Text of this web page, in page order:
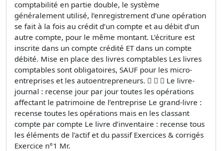
comptabilité en partie double, le système
généralement utilisé, l’enregistrement d’une opération
se fait à la fois au crédit d’un compte et au débit d’un
autre compte, pour le même montant. L’écriture est
inscrite dans un compte crédité ET dans un compte
débité. Mise en place des livres comptables Les livres
comptables sont obligatoires, SAUF pour les micro-
entreprises et les autoentrepreneurs.    Le livre-
journal : recense jour par jour toutes les opérations
affectant le patrimoine de l’entreprise Le grand-livre :
recense toutes les opérations mais en les classant
compte par compte Le livre d’inventaire : recense tous
les éléments de l’actif et du passif Exercices & corrigés
Exercice n°1 Mr.